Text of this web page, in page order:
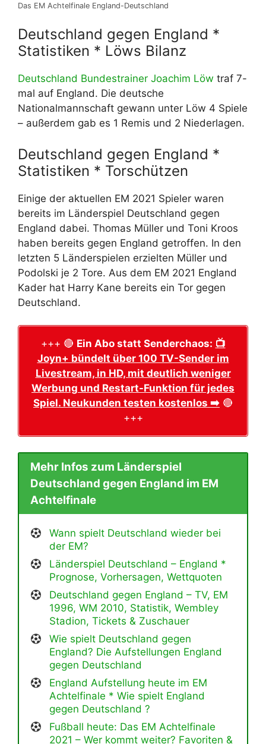
Das EM Achtelfinale England-Deutschland
Deutschland gegen England *
Statistiken * Löws Bilanz
Deutschland Bundestrainer Joachim Löw traf 7-
mal auf England. Die deutsche
Nationalmannschaft gewann unter Löw 4 Spiele
– außerdem gab es 1 Remis und 2 Niederlagen.
Deutschland gegen England *
Statistiken * Torschützen
Einige der aktuellen EM 2021 Spieler waren
bereits im Länderspiel Deutschland gegen
England dabei. Thomas Müller und Toni Kroos
haben bereits gegen England getroffen. In den
letzten 5 Länderspielen erzielten Müller und
Podolski je 2 Tore. Aus dem EM 2021 England
Kader hat Harry Kane bereits ein Tor gegen
Deutschland.
+++ 🔴 Ein Abo statt Senderchaos: 📺
Joyn+ bündelt über 100 TV-Sender im
Livestream, in HD, mit deutlich weniger
Werbung und Restart-Funktion für jedes
Spiel. Neukunden testen kostenlos ➡️ 🔴
+++
Mehr Infos zum Länderspiel
Deutschland gegen England im EM
Achtelfinale
Wann spielt Deutschland wieder bei
der EM?
Länderspiel Deutschland – England *
Prognose, Vorhersagen, Wettquoten
Deutschland gegen England – TV, EM
1996, WM 2010, Statistik, Wembley
Stadion, Tickets & Zuschauer
Wie spielt Deutschland gegen
England? Die Aufstellungen England
gegen Deutschland
England Aufstellung heute im EM
Achtelfinale * Wie spielt England
gegen Deutschland ?
Fußball heute: Das EM Achtelfinale
2021 – Wer kommt weiter? Favoriten &